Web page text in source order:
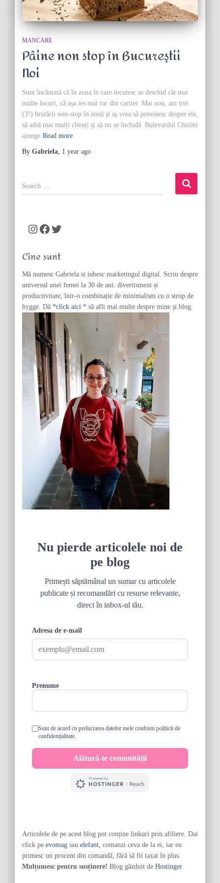
MANCARE
Pâine non stop în Bucureștii
Noi
Sunt încântată că în zona în care locuiesc se deschid cât mai
multe locuri, că așa ies mai rar din cartier. Mai nou, am trei
(3!) brutării non-stop în zonă și aș vrea să povestesc despre ele,
să aibă mai mulți clienți și să nu se închidă. Bulevardul Chitilei
ajunge Read more
By Gabriela, 1 year ago
S
e
o
Instagram Facebook Twitter
Cine sunt
Mă numesc Gabriela si iubesc marketingul digital. Scriu despre
universul unei femei la 30 de ani: divertisment și
productivitate, într-o combinație de minimalism cu o strop de
hygge. Dă *click aici * să afli mai multe despre mine și blog.
Articolele de pe acest blog pot conține linkuri prin afiliere. Dai
click pe evomag sau elefant, comanzi ceva de la ei, iar eu
primesc un procent din comandă, fără să fii taxat în plus.
Mulțumesc pentru susținere! Blog găzduit de Hostinger